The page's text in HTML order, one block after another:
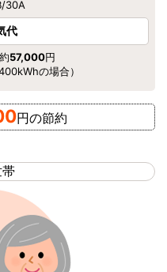
30A
代
57,000円
の場合）
円の節約